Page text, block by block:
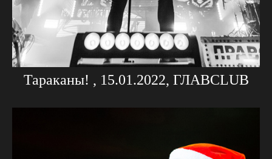
Тараканы! , 15.01.2022, ГЛАВCLUB